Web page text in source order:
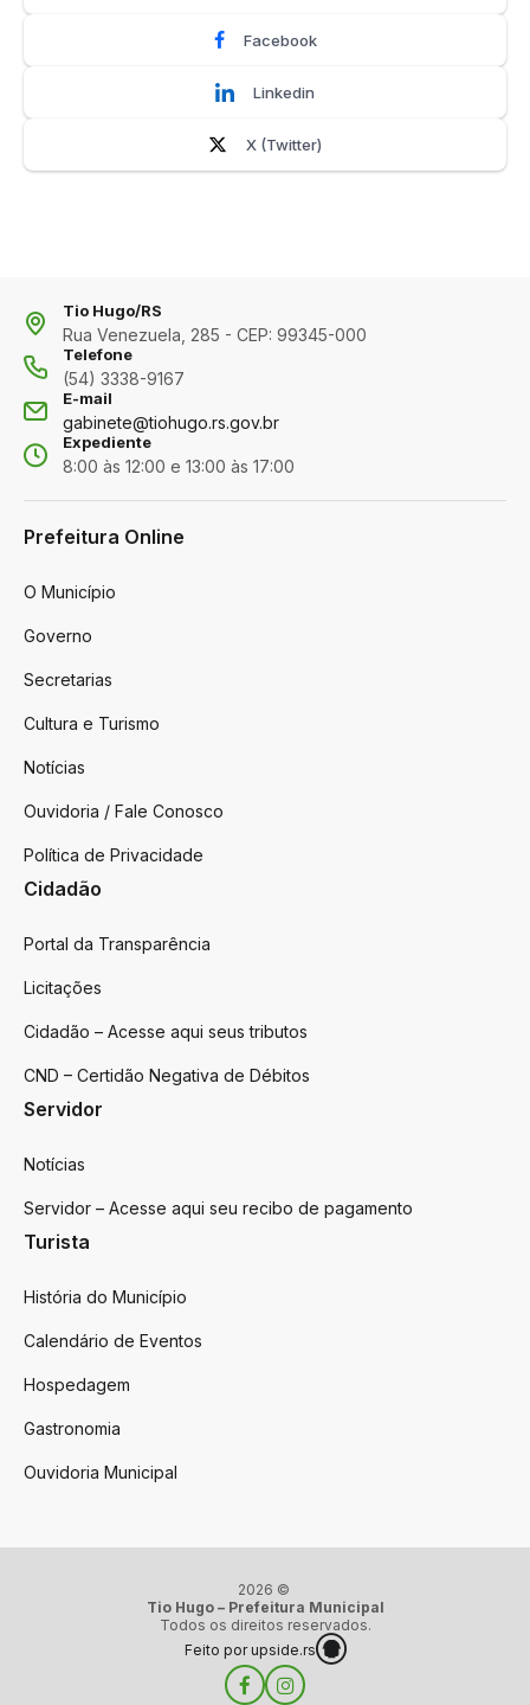
Facebook
Linkedin
X (Twitter)
Tio Hugo/RS
Rua Venezuela, 285 - CEP: 99345-000
Telefone
(54) 3338-9167
E-mail
gabinete@tiohugo.rs.gov.br
Expediente
8:00 às 12:00 e 13:00 às 17:00
Prefeitura Online
O Município
Governo
Secretarias
Cultura e Turismo
Notícias
Ouvidoria / Fale Conosco
Política de Privacidade
Cidadão
Portal da Transparência
Licitações
Cidadão – Acesse aqui seus tributos
CND – Certidão Negativa de Débitos
Servidor
Notícias
Servidor – Acesse aqui seu recibo de pagamento
Turista
História do Município
Calendário de Eventos
Hospedagem
Gastronomia
Ouvidoria Municipal
2026 ©
Tio Hugo – Prefeitura Municipal
Todos os direitos reservados.
Feito por upside.rs
FacebookInstagram